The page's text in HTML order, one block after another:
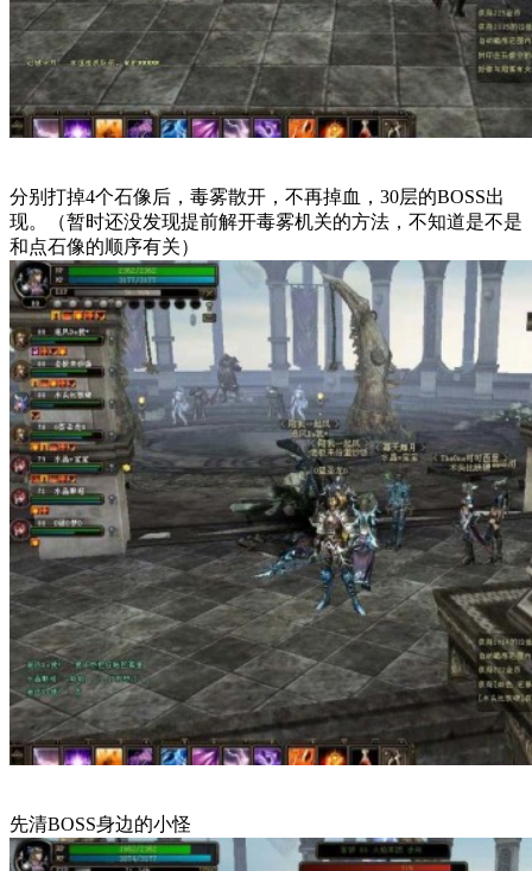
分别打掉4个石像后，毒雾散开，不再掉血，30层的BOSS出
现。（暂时还没发现提前解开毒雾机关的方法，不知道是不是
和点石像的顺序有关）
先清BOSS身边的小怪